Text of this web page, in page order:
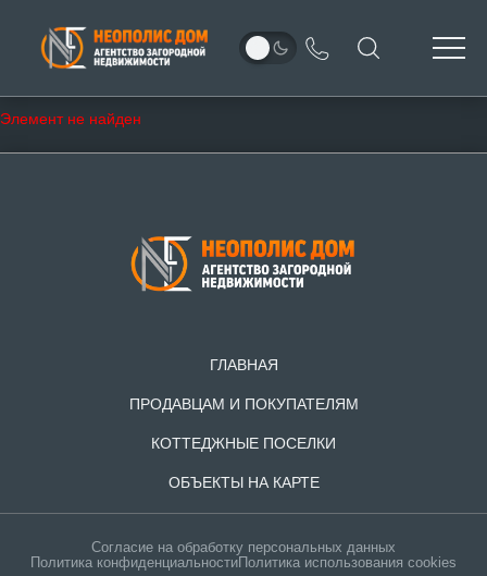
Элемент не найден
ГЛАВНАЯ
ПРОДАВЦАМ И ПОКУПАТЕЛЯМ
КОТТЕДЖНЫЕ ПОСЕЛКИ
ОБЪЕКТЫ НА КАРТЕ
Согласие на обработку персональных данных
Политика конфиденциальностиПолитика использования cookies